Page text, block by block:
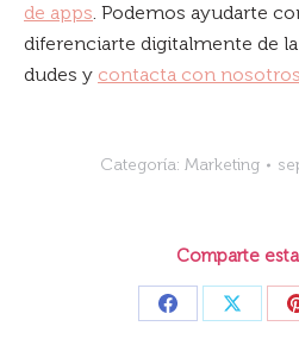
de apps. Podemos ayudarte
diferenciarte digitalmente de
dudes y contacta con
Categoría: Marketing
Comparte
Share
Share